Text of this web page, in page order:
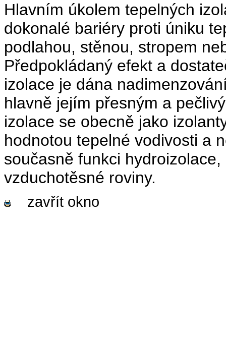
Hlavním úkolem tepelných
dokonalé bariéry proti úniku
podlahou, stěnou, stropem
Předpokládaný efekt a
izolace je dána
hlavně jejím přesným a
izolace se obecně jako
hodnotou tepelné vodivosti a
současně funkci
vzduchotěsné roviny.
zavřít okno